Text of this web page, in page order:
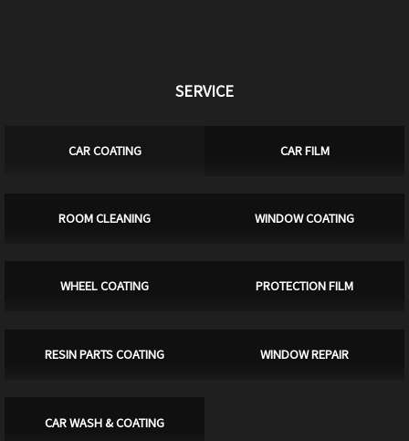
SERVICE
CAR COATING CAR FILM
ROOM CLEANING WINDOW COATING
WHEEL COATING PROTECTION FILM
RESIN PARTS COATING WINDOW REPAIR
CAR WASH & COATING